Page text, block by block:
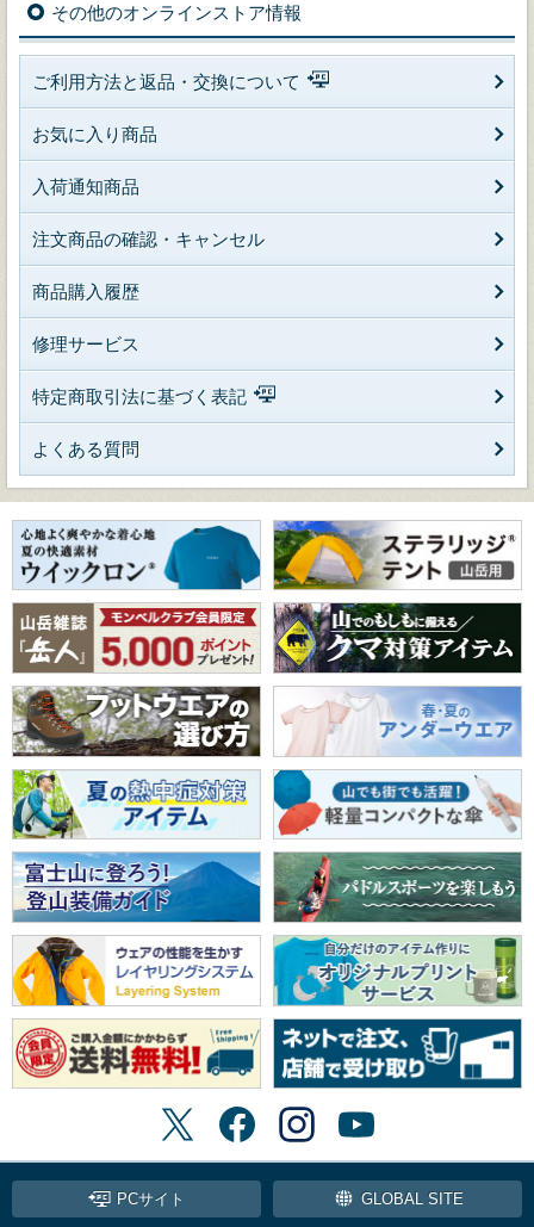
その他のオンラインストア情報
ご利用方法と返品・交換について
お気に入り商品
入荷通知商品
注文商品の確認・キャンセル
商品購入履歴
修理サービス
特定商取引法に基づく表記
よくある質問
PCサイト GLOBAL SITE